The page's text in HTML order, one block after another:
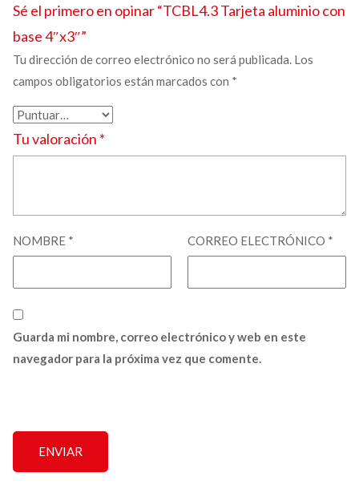
Sé el primero en opinar “TCBL4.3Tarjeta aluminio con
base4″x3″”
Tu dirección de correo electrónico no será publicada. Los
campos obligatorios están marcados con *
Tu valoración *
NOMBRE * CORREO ELECTRÓNICO *
Guarda mi nombre, correo electrónico y web en este
navegador para la próxima vez que comente.